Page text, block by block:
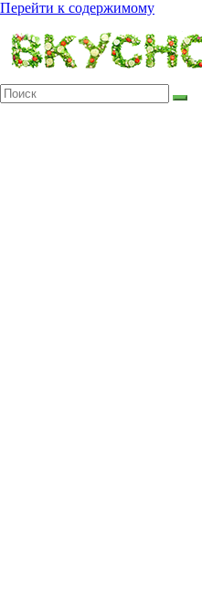
Перейти к содержимому